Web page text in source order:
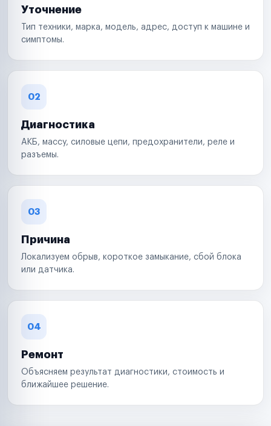
Уточнение
Тип техники, марка, модель, адрес, доступ к машине и
симптомы.
02
Диагностика
АКБ, массу, силовые цепи, предохранители, реле и
разъемы.
03
Причина
Локализуем обрыв, короткое замыкание, сбой блока
или датчика.
04
Ремонт
Объясняем результат диагностики, стоимость и
ближайшее решение.